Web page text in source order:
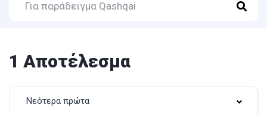
1 Αποτέλεσμα
Νεότερα πρώτα